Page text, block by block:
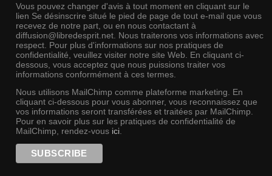
Vous pouvez changer d'avis à tout moment en cliquant sur le
lien Se désinscrire situé le pied de page de tout e-mail que vous
recevez de notre part, ou en nous contactant à
diffusion@libredesprit.net. Nous traiterons vos informations avec
respect. Pour plus d'informations sur nos pratiques de
confidentialité, veuillez visiter notre site Web. En cliquant ci-
dessous, vous acceptez que nous puissions traiter vos
informations conformément à ces termes.
Nous utilisons MailChimp comme plateforme marketing. En
cliquant ci-dessous pour vous abonner, vous reconnaissez que
vos informations seront transférées et traitées par MailChimp.
Pour en savoir plus sur les pratiques de confidentialité de
MailChimp, rendez-vous ici.